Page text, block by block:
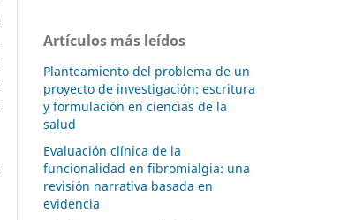
Artículos más leídos
Planteamiento del problema de un
proyecto de investigación: escritura
y formulación en ciencias de la
salud
Evaluación clínica de la
funcionalidad en fibromialgia: una
revisión narrativa basada en
evidencia